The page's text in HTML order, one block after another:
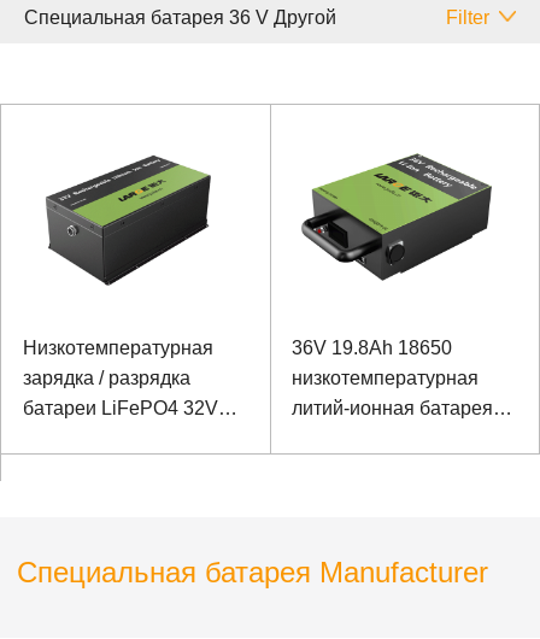
Специальная батарея 36 V Другой Filter
Низкотемпературная
зарядка / разрядка
батареи LiFePO4 32V
36V 19.8Ah 18650
низкотемпературная
литий-ионная батарея
Специальная батарея Manufacturer